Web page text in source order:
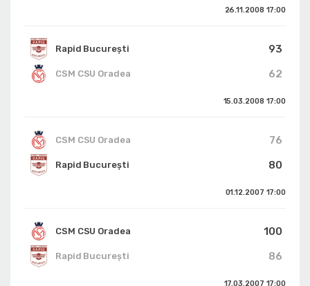
26.11.2008 17:00
Rapid București
93
62
CSM CSU Oradea
15.03.2008 17:00
CSM CSU Oradea
76
80
Rapid București
01.12.2007 17:00
CSM CSU Oradea
100
86
Rapid București
17.03.2007 17:00